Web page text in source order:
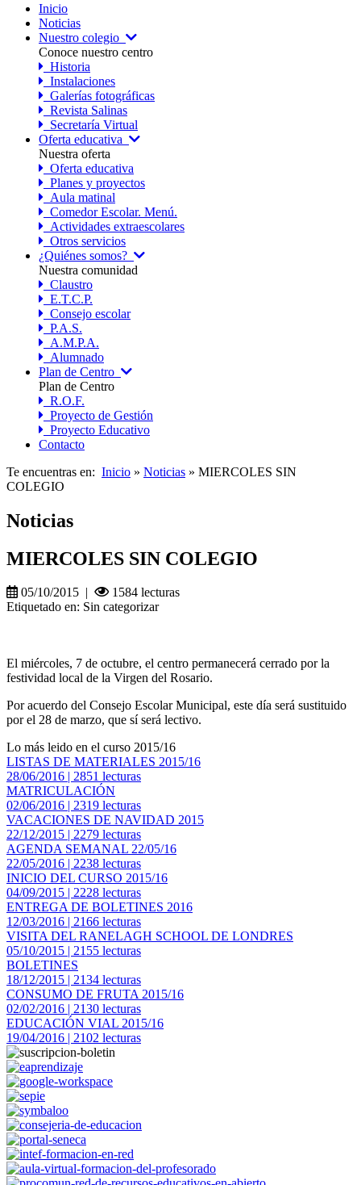
Inicio
Noticias
Nuestro colegio
Conoce nuestro centro
Historia
Instalaciones
Galerías fotográficas
Revista Salinas
Secretaría Virtual
Oferta educativa
Nuestra oferta
Oferta educativa
Planes y proyectos
Aula matinal
Comedor Escolar. Menú.
Actividades extraescolares
Otros servicios
¿Quiénes somos?
Nuestra comunidad
Claustro
E.T.C.P.
Consejo escolar
P.A.S.
A.M.P.A.
Alumnado
Plan de Centro
Plan de Centro
R.O.F.
Proyecto de Gestión
Proyecto Educativo
Contacto
Te encuentras en: Inicio » Noticias » MIERCOLES SIN
COLEGIO
Noticias
MIERCOLES SIN COLEGIO
05/10/2015 |
1584 lecturas
Etiquetado en: Sin categorizar
El miércoles, 7 de octubre, el centro permanecerá cerrado por la
festividad local de la Virgen del Rosario.
Por acuerdo del Consejo Escolar Municipal, este día será sustituido
por el 28 de marzo, que sí será lectivo.
Lo más leido en el curso 2015/16
LISTAS DE MATERIALES 2015/16
28/06/2016 | 2851 lecturas
MATRICULACIÓN
02/06/2016 | 2319 lecturas
VACACIONES DE NAVIDAD 2015
22/12/2015 | 2279 lecturas
AGENDA SEMANAL 22/05/16
22/05/2016 | 2238 lecturas
INICIO DEL CURSO 2015/16
04/09/2015 | 2228 lecturas
ENTREGA DE BOLETINES 2016
12/03/2016 | 2166 lecturas
VISITA DEL RANELAGH SCHOOL DE LONDRES
05/10/2015 | 2155 lecturas
BOLETINES
18/12/2015 | 2134 lecturas
CONSUMO DE FRUTA 2015/16
02/02/2016 | 2130 lecturas
EDUCACIÓN VIAL 2015/16
19/04/2016 | 2102 lecturas